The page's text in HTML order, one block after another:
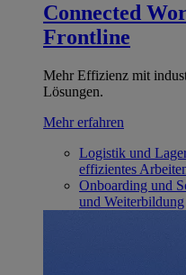
Connected
Frontline
Mehr Effizienz mit
Lösungen.
Mehr erfahren
Logistik und
effizientes
Onboarding und
und Weiterbildung